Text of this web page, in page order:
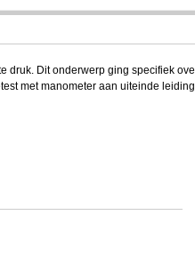
druk. Dit onderwerp ging specifiek
met manometer aan uiteinde